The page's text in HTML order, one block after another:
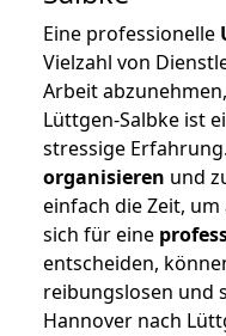
Eine professionelle
Vielzahl von
Arbeit
Lüttgen-Salbke ist
stressige
organisieren und
einfach die Zeit, um
sich für eine
entscheiden,
reibungslosen und
Hannover nach